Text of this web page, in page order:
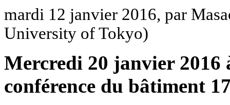
mardi 12 janvier 2016, par
University of Tokyo)
Mercredi 20 janvier 2016
conférence du bâtiment